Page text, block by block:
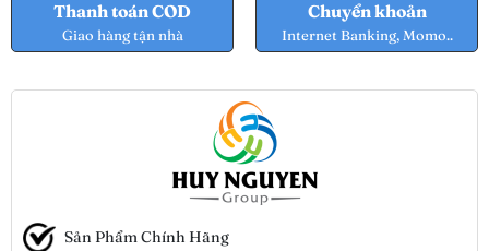
Thanh toán COD
Giao hàng tận nhà
Chuyển khoản
Internet Banking, Momo..
Sản Phẩm Chính Hãng